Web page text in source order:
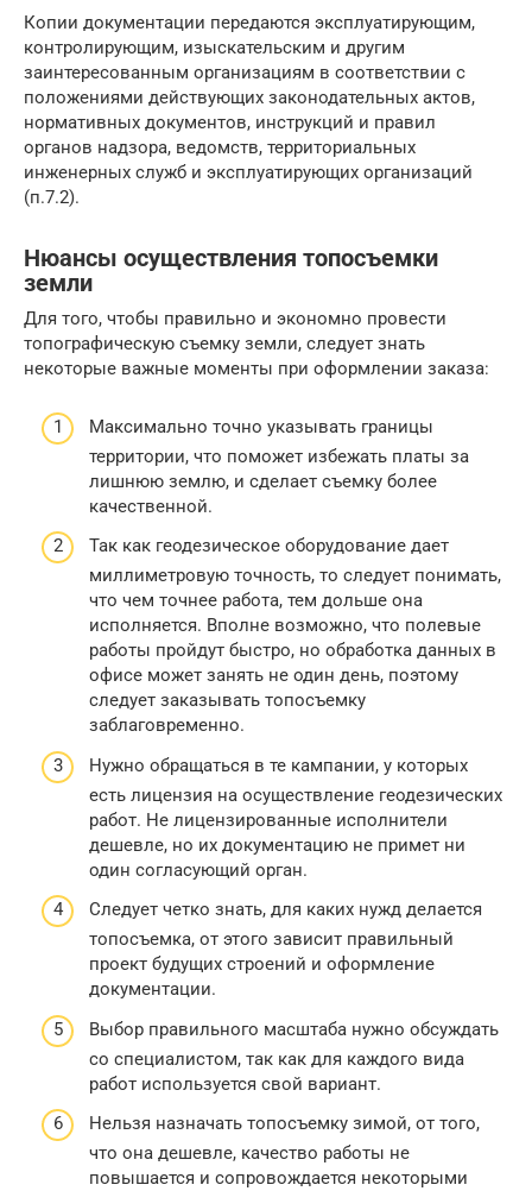
Копии документации передаются эксплуатирующим,
контролирующим, изыскательским и другим
заинтересованным организациям в соответствии с
положениями действующих законодательных актов,
нормативных документов, инструкций и правил
органов надзора, ведомств, территориальных
инженерных служб и эксплуатирующих организаций
(п.7.2).
Нюансы осуществления топосъемки
земли
Для того, чтобы правильно и экономно провести
топографическую съемку земли, следует знать
некоторые важные моменты при оформлении заказа:
Максимально точно указывать границы
территории, что поможет избежать платы за
лишнюю землю, и сделает съемку более
качественной.
Так как геодезическое оборудование дает
миллиметровую точность, то следует понимать,
что чем точнее работа, тем дольше она
исполняется. Вполне возможно, что полевые
работы пройдут быстро, но обработка данных в
офисе может занять не один день, поэтому
следует заказывать топосъемку
заблаговременно.
Нужно обращаться в те кампании, у которых
есть лицензия на осуществление геодезических
работ. Не лицензированные исполнители
дешевле, но их документацию не примет ни
один согласующий орган.
Следует четко знать, для каких нужд делается
топосъемка, от этого зависит правильный
проект будущих строений и оформление
документации.
Выбор правильного масштаба нужно обсуждать
со специалистом, так как для каждого вида
работ используется свой вариант.
Нельзя назначать топосъемку зимой, от того,
что она дешевле, качество работы не
повышается и сопровождается некоторыми